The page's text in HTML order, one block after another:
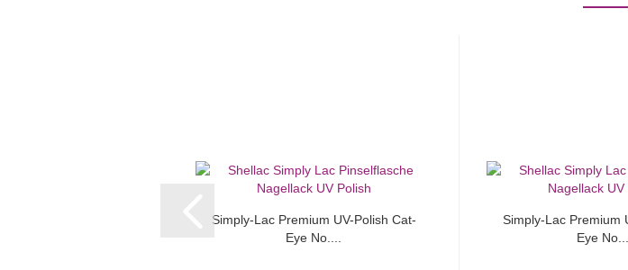
Simply-Lac Premium UV-Polish Cat-
Eye No....
Simply-Lac Premium
Eye No....